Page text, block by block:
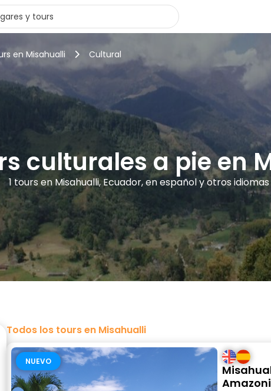
en Misahualli Cultural
culturales a pie en
1 tours en Misahualli, Ecuador, en español y otros idiomas
Todos los tours en Misahualli
NUEVO